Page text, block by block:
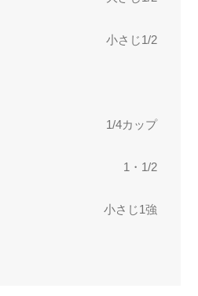
小さじ1/2
1/4カップ
1・1/2
小さじ1強